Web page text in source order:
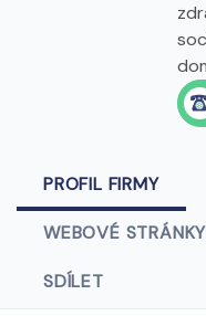
PROFIL FIRMY
WEBOVÉ STRÁNKY
SDÍLET